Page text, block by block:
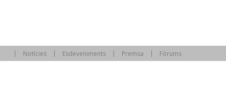
Notícies Esdeveniments Premsa Fòrums